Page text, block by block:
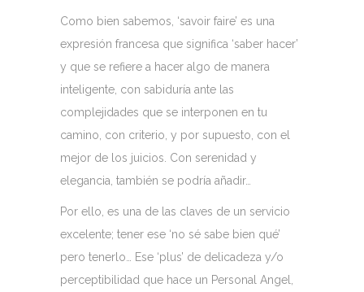
Como bien sabemos, ‘savoir faire’ es una
expresión francesa que significa ‘saber hacer’
y que se refiere a hacer algo de manera
inteligente, con sabiduría ante las
complejidades que se interponen en tu
camino, con criterio, y por supuesto, con el
mejor de los juicios. Con serenidad y
elegancia, también se podría añadir…
Por ello, es una de las claves de un servicio
excelente; tener ese ‘no sé sabe bien qué’
pero tenerlo… Ese ‘plus’ de delicadeza y/o
perceptibilidad que hace un Personal Angel,